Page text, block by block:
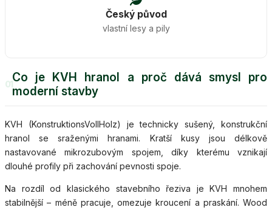
Český původ
vlastní lesy a pily
01Co je KVH hranol a proč dává smysl pro
moderní stavby
KVH (KonstruktionsVollHolz) je technicky sušený, konstrukční
hranol se sraženými hranami. Kratší kusy jsou délkově
nastavované mikrozubovým spojem, díky kterému vznikají
dlouhé profily při zachování pevnosti spoje.
Na rozdíl od klasického stavebního řeziva je KVH mnohem
stabilnější – méně pracuje, omezuje kroucení a praskání. Wood